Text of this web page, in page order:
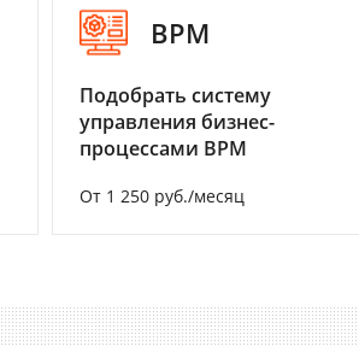
BPM
Подобрать систему
управления бизнес-
процессами BPM
От 1 250 руб./месяц